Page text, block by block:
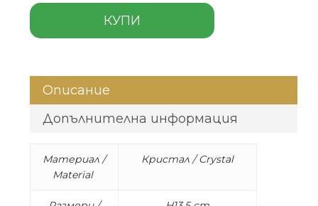
КУПИ
Описание
Допълнителна информация
Материал /
Material
Кристал / Crystal